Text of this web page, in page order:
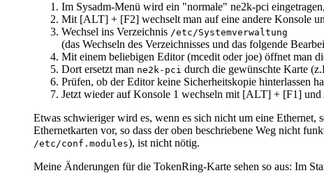
Im Sysadm-Menü wird ein "normale" ne2k-pci
Mit [ALT] + [F2] wechselt man auf eine andere Konsole
Wechsel ins Verzeichnis /etc/Systemverwaltung
(das Wechseln des Verzeichnisses und das folgende
Mit einem beliebigen Editor (mcedit oder joe) öffnet man
Dort ersetzt man ne2k-pci durch die gewünschte Karte
Prüfen, ob der Editor keine Sicherheitskopie hinterlassen
Jetzt wieder auf Konsole 1 wechseln mit [ALT] + [F1]
Etwas schwieriger wird es, wenn es sich nicht um eine
Ethernetkarten vor, so dass der oben beschriebene Weg nicht
/etc/conf.modules), ist nicht nötig.
Meine Änderungen für die TokenRing-Karte sehen so aus: Im